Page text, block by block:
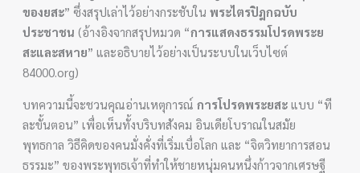
ของยสะ” ซึ่งสรุปเล่าไว้อย่างกระชับในพระไตรปิฎกฉบับ
ประชาชน (อ้างอิงจากสรุปหมวด “การแสดงธรรมโปรดพระย
สะและสหาย” และอธิบายไว้อย่างเป็นระบบในเว็บไซต์
84000.org)
บทความนี้จะชวนคุณอ่านเหตุการณ์การโปรดพระยสะ แบบ “ที
ละขั้นตอน” เพื่อเห็นทั้งบริบทสังคม อินเดียโบราณในสมัย
พุทธกาล วิธีคิดของคนมั่งคั่งที่เริ่มเบื่อโลก และ “จิตวิทยาการสอน
ธรรมะ” ของพระพุทธเจ้าที่ทำให้ชายหนุ่มคนหนึ่งก้าวจากเศรษฐี